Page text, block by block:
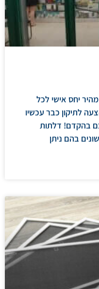
יחס אישי לכל
לתיקון כבר עכשיו
בהקדם! דלתות
בהם ניתן